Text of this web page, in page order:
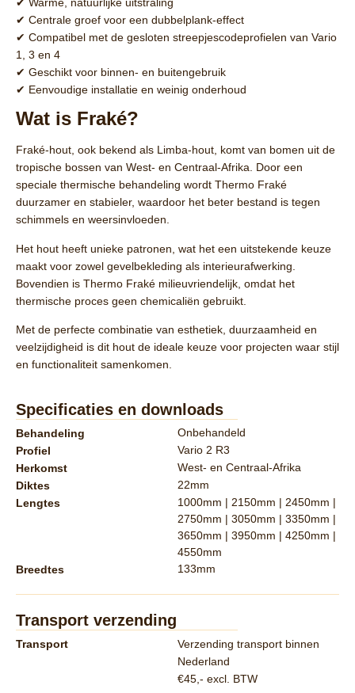
✔ Centrale groef voor een dubbelplank-effect
✔ Compatibel met de gesloten streepjescodeprofielen van Vario
1, 3 en 4
✔ Geschikt voor binnen- en buitengebruik
✔ Eenvoudige installatie en weinig onderhoud
Wat is Fraké?
Fraké-hout, ook bekend als Limba-hout, komt van bomen uit de
tropische bossen van West- en Centraal-Afrika. Door een
speciale thermische behandeling wordt Thermo Fraké
duurzamer en stabieler, waardoor het beter bestand is tegen
schimmels en weersinvloeden.
Het hout heeft unieke patronen, wat het een uitstekende keuze
maakt voor zowel gevelbekleding als interieurafwerking.
Bovendien is Thermo Fraké milieuvriendelijk, omdat het
thermische proces geen chemicaliën gebruikt.
Met de perfecte combinatie van esthetiek, duurzaamheid en
veelzijdigheid is dit hout de ideale keuze voor projecten waar stijl
en functionaliteit samenkomen.
Specificaties en downloads
Behandeling
Onbehandeld
Profiel
Vario 2 R3
Herkomst
West- en Centraal-Afrika
Diktes
22mm
Lengtes
1000mm | 2150mm | 2450mm |
2750mm | 3050mm | 3350mm |
3650mm | 3950mm | 4250mm |
4550mm
Breedtes
133mm
Transport verzending
Transport
Verzending transport binnen
Nederland
€45,- excl. BTW